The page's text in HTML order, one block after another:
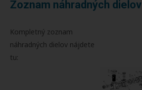
Zoznam náhradných dielov
Kompletný zoznam
náhradných dielov nájdete
tu: